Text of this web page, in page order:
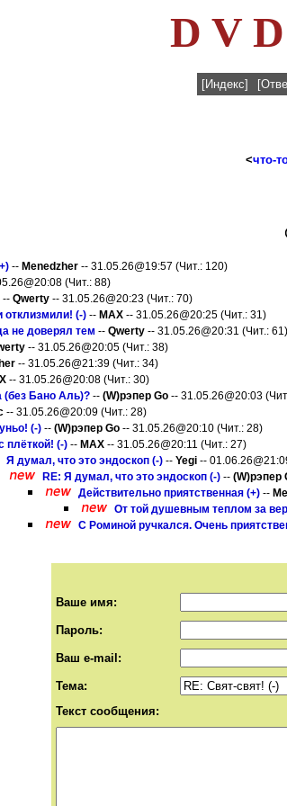
D V
[Индекс]
<что-
-- Menedzher -- 31.05.26@19:57 (Чит.: 120)
(Чит.: 88)
-- Qwerty -- 31.05.26@20:23 (Чит.: 70)
отклизмили! (-) -- MAX -- 31.05.26@20:25 (Чит.: 31)
не доверял тем -- Qwerty -- 31.05.26@20:31 (Чит.: 61)
-- 31.05.26@20:05 (Чит.: 38)
-- 31.05.26@21:39 (Чит.: 34)
-- 31.05.26@20:08 (Чит.: 30)
(без Бано Аль)? -- (W)рэпер Gо -- 31.05.26@20:03
-- 31.05.26@20:09 (Чит.: 28)
(-) -- (W)рэпер Gо -- 31.05.26@20:10 (Чит.: 28)
плёткой! (-) -- MAX -- 31.05.26@20:11 (Чит.: 27)
Я думал, что это эндоскоп (-) -- Yegi --
RE: Я думал, что это эндоскоп (-) -- (W)рэпер
Действительно приятственная (+) --
От той душевным теплом за
С Роминой ручкался. Очень
Ваше имя:
Пароль:
Ваш e-mail:
Тема:
Текст сообщения: